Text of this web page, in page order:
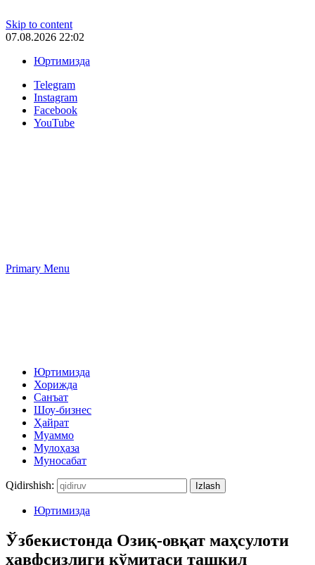
Skip to content
07.08.2026 22:02
Юртимизда
Telegram
Instagram
Facebook
YouTube
Primary Menu
Юртимизда
Хорижда
Санъат
Шоу-бизнес
Ҳайрат
Муаммо
Мулоҳаза
Муносабат
Qidirshish:
Юртимизда
Ўзбекистонда Озиқ-овқат маҳсулоти
хавфсизлиги қўмитаси ташкил